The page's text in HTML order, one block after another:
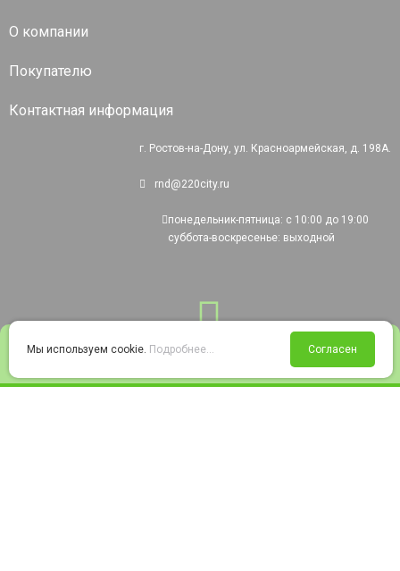
Войти Избранное Корзина
О компании
Покупателю
Контактная информация
г. Ростов-на-Дону, ул. Красноармейская, д. 198А.
rnd@220city.ru
понедельник-пятница: с 10:00 до 19:00
суббота-воскресенье: выходной
Мы используем cookie. Подробнее... Согласен